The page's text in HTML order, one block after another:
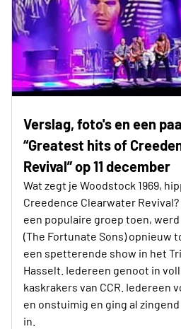
Verslag, foto's en een
“Greatest hits of
Revival” op 11 december
Wat zegt je Woodstock 1969,
Creedence Clearwater Revival?
een populaire groep toen,
(The Fortunate Sons) opnieuw
een spetterende show in het
Hasselt. Iedereen genoot in
kaskrakers van CCR. Iedereen
en onstuimig en ging al
in.